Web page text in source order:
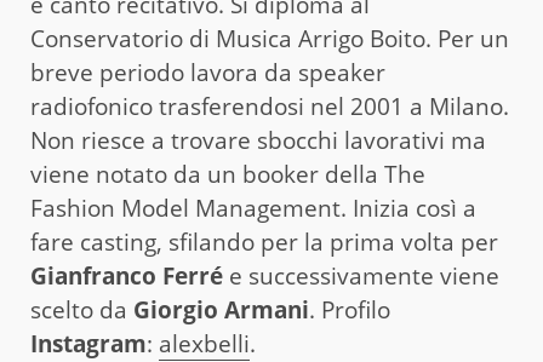
Conservatorio di Musica Arrigo Boito. Per un
breve periodo lavora da speaker
radiofonico trasferendosi nel 2001 a Milano.
Non riesce a trovare sbocchi lavorativi ma
viene notato da un booker della The
Fashion Model Management. Inizia così a
fare casting, sfilando per la prima volta per
Gianfranco Ferré e successivamente viene
scelto da Giorgio Armani. Profilo
Instagram: alexbelli.